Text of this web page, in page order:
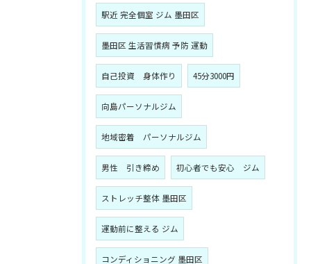
駅近 完全個室 ジム 墨田区
墨田区 生活習慣病 予防 運動
自己投資 身体作り 45分3000円
向島パーソナルジム
地域密着 パーソナルジム
男性 引き締め 初心者でも安心 ジム
ストレッチ整体 墨田区
運動前に整える ジム
コンディショニング 墨田区